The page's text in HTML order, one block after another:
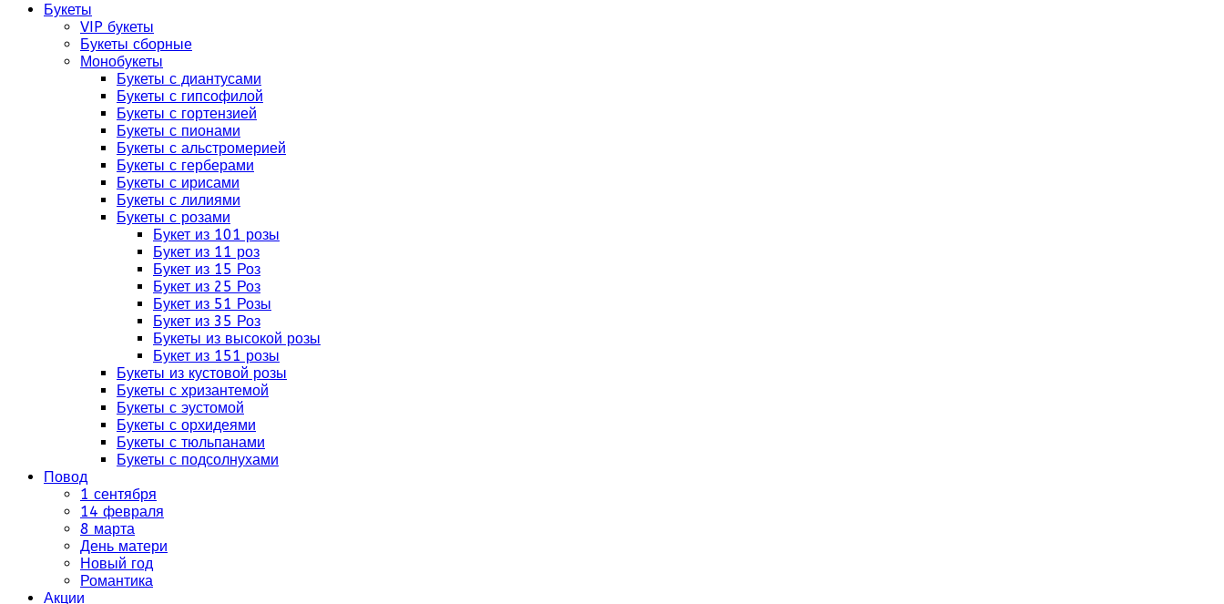
Букеты
VIP букеты
Букеты сборные
Монобукеты
Букеты с диантусами
Букеты с гипсофилой
Букеты с гортензией
Букеты с пионами
Букеты с альстромерией
Букеты с герберами
Букеты с ирисами
Букеты с лилиями
Букеты с розами
Букет из 101 розы
Букет из 11 роз
Букет из 15 Роз
Букет из 25 Роз
Букет из 51 Розы
Букет из 35 Роз
Букеты из высокой розы
Букет из 151 розы
Букеты из кустовой розы
Букеты с хризантемой
Букеты с эустомой
Букеты с орхидеями
Букеты с тюльпанами
Букеты с подсолнухами
Повод
1 сентября
14 февраля
8 марта
День матери
Новый год
Романтика
Акции